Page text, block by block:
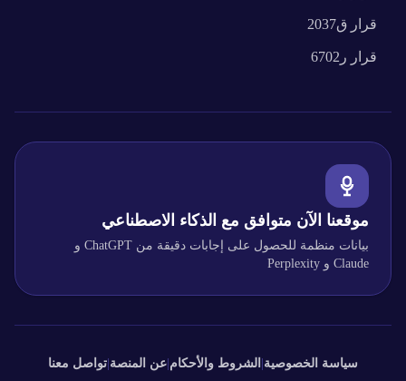
قرار ق2037
قرار ر6702
موقعنا الآن متوافق مع الذكاء الاصطناعي
بيانات منظمة للحصول على إجابات دقيقة من ChatGPT و
Claude و Perplexity
سياسة الخصوصية الشروط والأحكام عن المنصة تواصل معنا